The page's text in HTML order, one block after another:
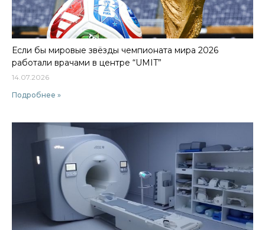
Если бы мировые звёзды чемпионата мира 2026
работали врачами в центре “UMIT”
14.07.2026
Подробнее »